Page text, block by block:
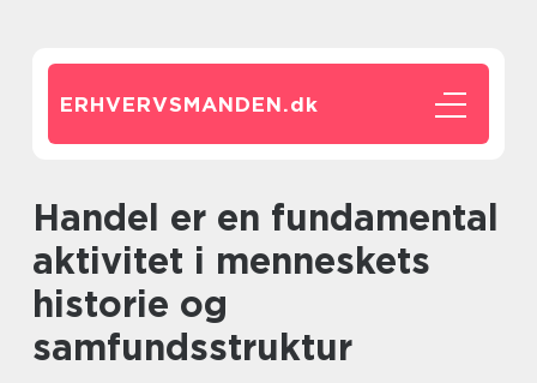
ERHVERVSMANDEN.dk
Handel er en fundamental
aktivitet i menneskets
historie og
samfundsstruktur